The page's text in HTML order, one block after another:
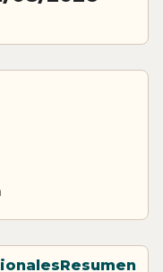
Resumen